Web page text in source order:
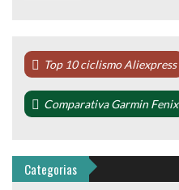
Top 10 ciclismo Aliexpress
Comparativa Garmin Fenix
Categorias